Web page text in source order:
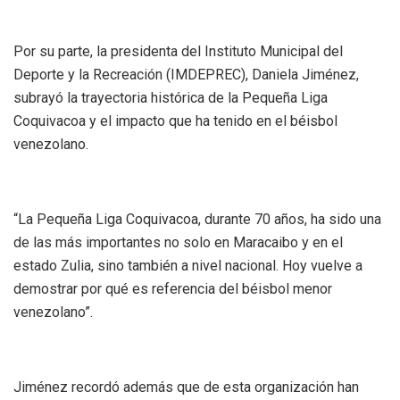
‎Por su parte, la presidenta del Instituto Municipal del
Deporte y la Recreación (IMDEPREC), Daniela Jiménez,
subrayó la trayectoria histórica de la Pequeña Liga
Coquivacoa y el impacto que ha tenido en el béisbol
venezolano.
‎“La Pequeña Liga Coquivacoa, durante 70 años, ha sido una
de las más importantes no solo en Maracaibo y en el
estado Zulia, sino también a nivel nacional. Hoy vuelve a
demostrar por qué es referencia del béisbol menor
venezolano”.
‎Jiménez recordó además que de esta organización han